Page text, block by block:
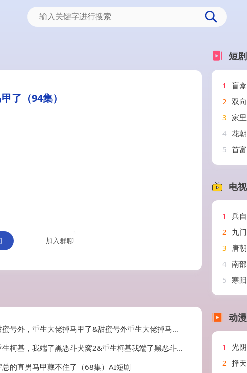
了（94集）
加入群聊
号外，重生大佬掉马甲了&甜蜜号外重生大佬掉马甲了（124集）AI短剧
柯基，我端了黑恶斗犬窝2&重生柯基我端了黑恶斗犬窝2（60集）AI短剧
总的直男马甲藏不住了（68集）AI短剧
短剧
1
盲盒
2 双
3 家
4 花朝
5 首
电
1
兵
2 九门
3 唐
4 南
5 寒
动漫
1
光
2 择